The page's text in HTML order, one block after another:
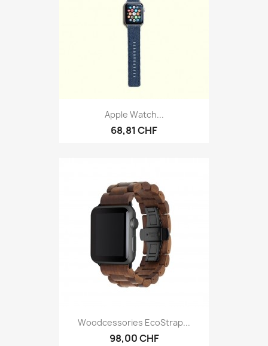
Apple Watch...
68,81 CHF
Woodcessories EcoStrap...
98,00 CHF